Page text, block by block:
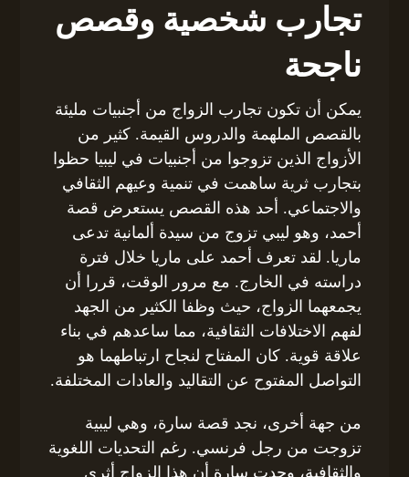
تجارب شخصية وقصص
ناجحة
يمكن أن تكون تجارب الزواج من أجنبيات مليئة
بالقصص الملهمة والدروس القيمة. كثير من
الأزواج الذين تزوجوا من أجنبيات في ليبيا حظوا
بتجارب ثرية ساهمت في تنمية وعيهم الثقافي
والاجتماعي. أحد هذه القصص يستعرض قصة
أحمد، وهو ليبي تزوج من سيدة ألمانية تدعى
ماريا. لقد تعرف أحمد على ماريا خلال فترة
دراسته في الخارج. مع مرور الوقت، قررا أن
يجمعهما الزواج، حيث وظفا الكثير من الجهد
لفهم الاختلافات الثقافية، مما ساعدهم في بناء
علاقة قوية. كان المفتاح لنجاح ارتباطهما هو
التواصل المفتوح عن التقاليد والعادات المختلفة.
من جهة أخرى، نجد قصة سارة، وهي ليبية
تزوجت من رجل فرنسي. رغم التحديات اللغوية
والثقافية، وجدت سارة أن هذا الزواج أثرى